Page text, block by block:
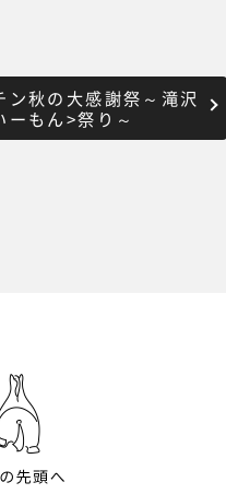
ン秋の大感謝祭～滝沢
ーもん>祭り～